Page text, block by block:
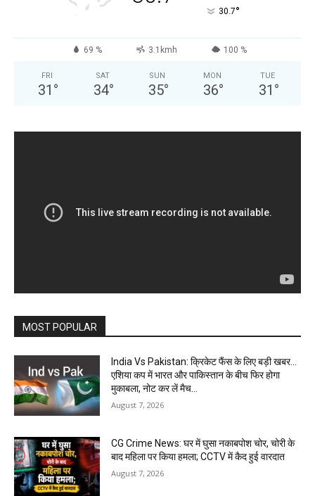
30.7°
69 % 3.1kmh 100 %
FRI
31 °
SAT
34°
SUN
35°
MON
36°
TUE
31 °
MOST POPULAR
India Vs Pakistan: क्रिकेट फैंस के लिए बड़ी खबर…
एशिया कप में भारत और पाकिस्तान के बीच फिर होगा
मुकाबला, नोट कर लें मैच...
August 7, 2026
CG Crime News: घर में घुसा नकाबपोश चोर, चोरी के
बाद महिला पर किया हमला; CCTV में कैद हुई वारदात
August 7, 2026